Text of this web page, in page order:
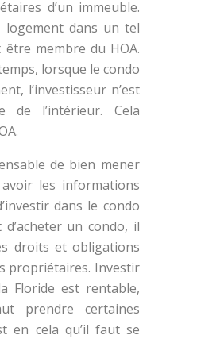
d’un immeuble.
logement dans un tel
membre du HOA.
lorsque le condo
l’investisseur n’est
de l’intérieur. Cela
de bien mener
les informations
dans le condo
un condo, il
droits et obligations
propriétaires. Investir
Floride est rentable,
prendre certaines
en cela qu’il faut se